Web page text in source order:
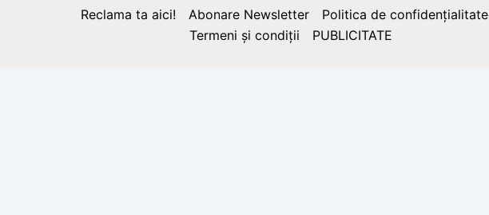
Reclama ta aici! Abonare Newsletter
Politica de confidențialitate
Termeni și condiții
PUBLICITATE